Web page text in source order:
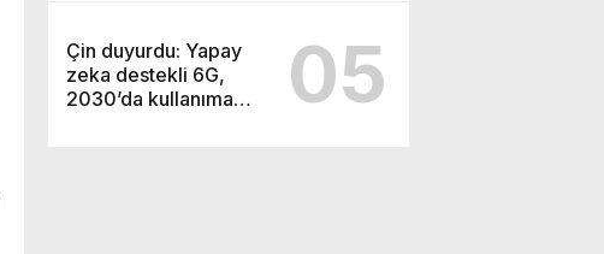
Çin duyurdu: Yapay
zeka destekli 6G,
2030’da kullanıma
05